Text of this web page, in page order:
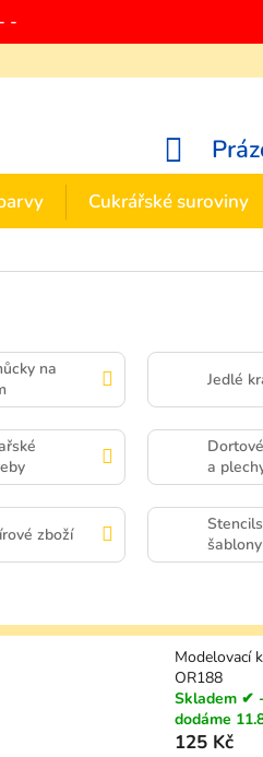
-
Zásady
Cukrářské suroviny
na
Jedlé
a
zboží
Stencils
šablony
Modelovací
OR188
Skladem ✔
dodáme
125 Kč